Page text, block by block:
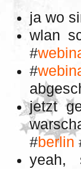
ja wo
wlan
#
#
jetzt
#berlin
yeah,